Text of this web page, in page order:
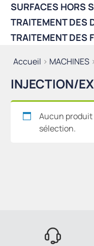
Accueil > MACHINES
INJECTION/
Aucun produit
sélection.
SURFACES HORS
TRAITEMENT DES
TRAITEMENT DES